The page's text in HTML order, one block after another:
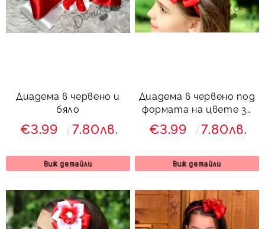
Диадема в червено и
бяло
€3.99 7.80лв.
Виж детайли
Диадема в червено под
формата на цвете за
момиче
€3.99 7.80лв.
Виж детайли